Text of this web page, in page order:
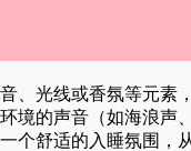
、光线或香氛等元素
境的声音（如海浪声
个舒适的入睡氛围，